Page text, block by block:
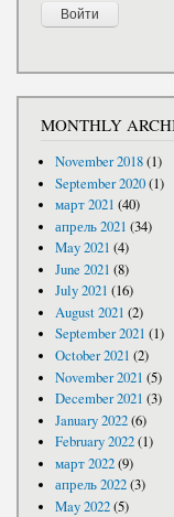
MONTHLY
November 2018(1)
September 2020(1)
март 2021 (40)
апрель 2021 (34)
May 2021 (4)
June 2021 (8)
July 2021 (16)
August 2021 (2)
September 2021 (1)
October 2021 (2)
November 2021 (5)
December 2021 (3)
January 2022(6)
February 2022(1)
март 2022(9)
апрель 2022(3)
May 2022(5)